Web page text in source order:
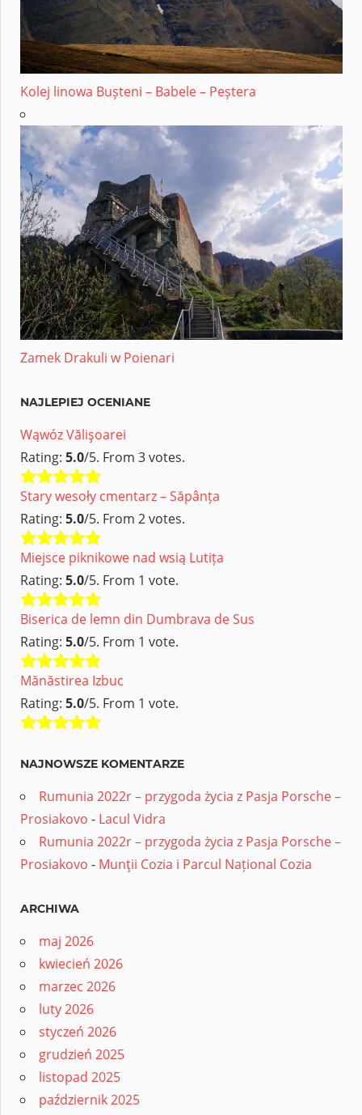
Kolej linowa Bușteni – Babele – Peștera
Zamek Drakuli w Poienari
NAJLEPIEJ OCENIANE
Wąwóz Vălişoarei
Rating: 5.0/5. From 3 votes.
Stary wesoły cmentarz – Săpânța
Rating: 5.0/5. From 2 votes.
Miejsce piknikowe nad wsią Lutița
Rating: 5.0/5. From 1 vote.
Biserica de lemn din Dumbrava de Sus
Rating: 5.0/5. From 1 vote.
Mănăstirea Izbuc
Rating: 5.0/5. From 1 vote.
NAJNOWSZE KOMENTARZE
Rumunia 2022r – przygoda życia z Pasja Porsche –
Prosiakovo - Lacul Vidra
Rumunia 2022r – przygoda życia z Pasja Porsche –
Prosiakovo - Munţii Cozia i Parcul Național Cozia
ARCHIWA
maj 2026
kwiecień 2026
marzec 2026
luty 2026
styczeń 2026
grudzień 2025
listopad 2025
październik 2025